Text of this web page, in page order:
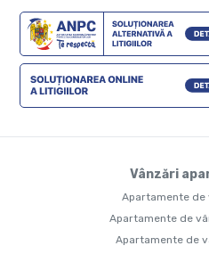
Vânzări
Apartamente de
Apartamente de
Apartamente de